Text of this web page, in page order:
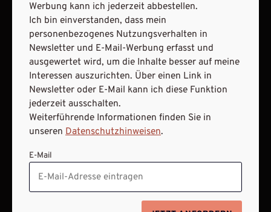
Barrierefreiheit
Impressum
VERTRAG WIDERRUFEN
ABO ONLINE KÜNDIGEN
Werbung kann ich jederzeit abbestellen.
Ich bin einverstanden, dass mein
personenbezogenes Nutzungsverhalten in
Newsletter und E-Mail-Werbung erfasst und
ausgewertet wird, um die Inhalte besser auf meine
Interessen auszurichten. Über einen Link in
Newsletter oder E-Mail kann ich diese Funktion
jederzeit ausschalten.
Weiterführende Informationen finden Sie in
unseren Datenschutzhinweisen.
E-Mail